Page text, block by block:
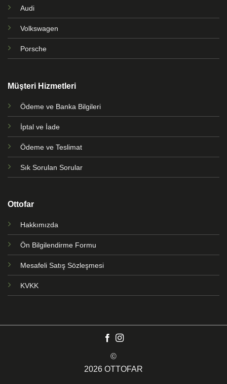
Audi
Volkswagen
Porsche
Müşteri Hizmetleri
Ödeme ve Banka Bilgileri
İptal ve İade
Ödeme ve Teslimat
Sık Sorulan Sorular
Ottofar
Hakkımızda
Ön Bilgilendirme Formu
Mesafeli Satış Sözleşmesi
KVKK
©
2026 OTTOFAR